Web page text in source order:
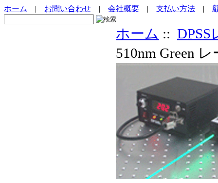
ホーム | お問い合わせ | 会社概要 | 支払い方法 |
ホーム :: DPSS
510nm Green